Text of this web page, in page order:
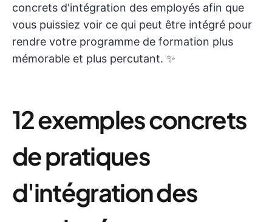
concrets d'intégration des employés afin que
vous puissiez voir ce qui peut être intégré pour
rendre votre programme de formation plus
mémorable et plus percutant. ✨
12 exemples concrets
de pratiques
d'intégration des